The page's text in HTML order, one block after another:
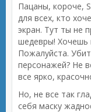
Пацаны, короче,
для всех, кто
экран. Тут ты не
шедевры! Хочешь
Пожалуйста.
персонажей? Не
все ярко,
Но, не все так
себя маску